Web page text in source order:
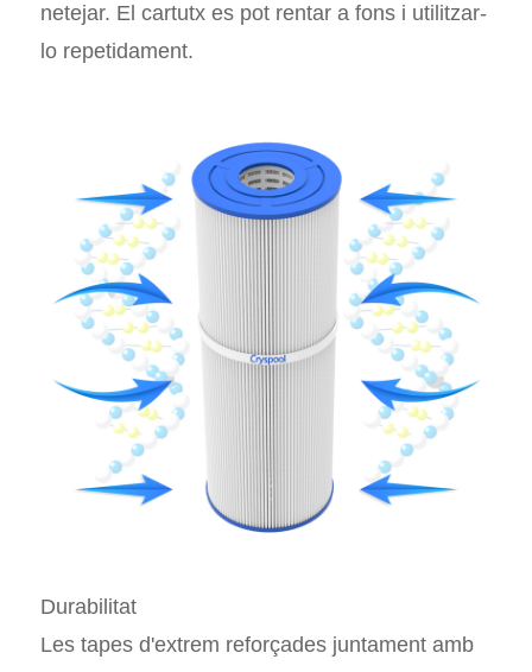
netejar. El cartutx es pot rentar a fons i utilitzar-
lo repetidament.
Durabilitat
Les tapes d'extrem reforçades juntament amb